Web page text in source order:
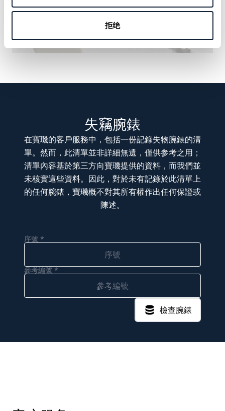
拒绝
失竊腕錶
在寶璣的客戶服務中，包括一份記錄失物腕錶的清
單。然而，此清單並非詳細無遺，僅供参考之用；
清單內容基於第三方向寶璣提供的資料，而我們並
未核實這些資料。因此，對於未有記錄於此清單上
的任何腕錶，寶璣概不對其所有權作出任何保證或
陳述。
序號 *
參考編號 *
檢查腕錶